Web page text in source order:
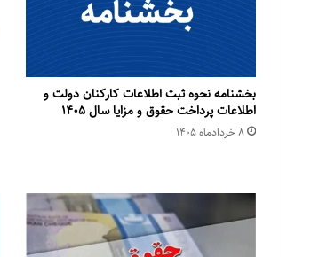
بخشنامه نحوه ثبت اطلاعات کارکنان دولت و
اطلاعات پرداخت حقوق و مزایا سال ۱۴۰۵
۸ خرداد‌ماه ۱۴۰۵